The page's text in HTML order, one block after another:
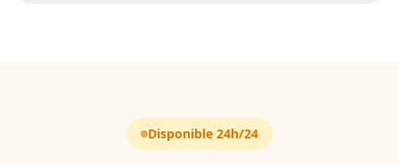
Disponible 24h/24